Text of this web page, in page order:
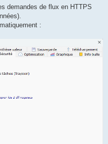
demandes de flux en HTTPS
: